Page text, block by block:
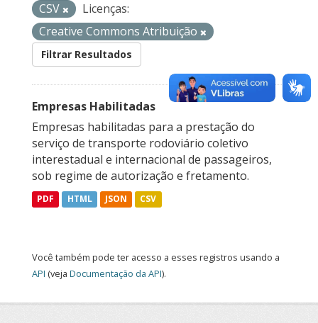
CSV
Licenças:
Creative Commons Atribuição
Filtrar Resultados
Empresas Habilitadas
Empresas habilitadas para a prestação do
serviço de transporte rodoviário coletivo
interestadual e internacional de passageiros,
sob regime de autorização e fretamento.
PDF HTML JSON CSV
Você também pode ter acesso a esses registros usando a
API (veja Documentação da API).